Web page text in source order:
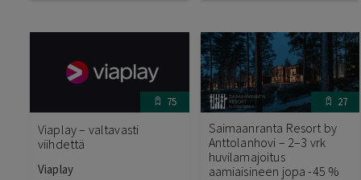
75
Viaplay – valtavasti
viihdettä
Viaplay
27
Saimaanranta Resort by
Anttolanhovi – 2–3 vrk
huvilamajoitus
aamiaisineen jopa -45 %